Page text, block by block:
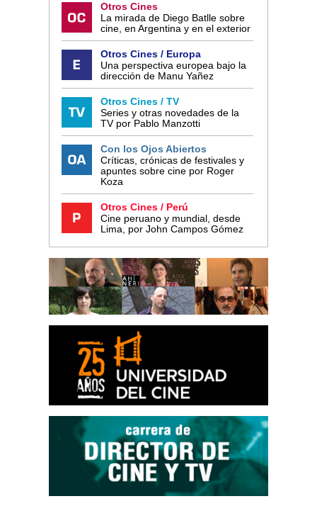
Otros Cines
La mirada de Diego Batlle sobre
cine, en Argentina y en el exterior
Otros Cines / Europa
Una perspectiva europea bajo la
dirección de Manu Yañez
Otros Cines / TV
Series y otras novedades de la
TV por Pablo Manzotti
Con los Ojos Abiertos
Críticas, crónicas de festivales y
apuntes sobre cine por Roger
Koza
Otros Cines / Perú
Cine peruano y mundial, desde
Lima, por John Campos Gómez